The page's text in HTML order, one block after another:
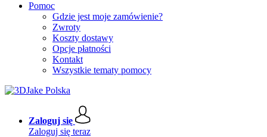
Pomoc
Gdzie jest moje zamówienie?
Zwroty
Koszty dostawy
Opcje płatności
Kontakt
Wszystkie tematy pomocy
Zaloguj się
Zaloguj się teraz